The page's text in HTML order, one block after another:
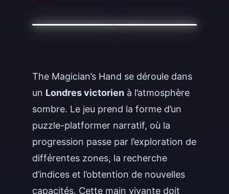
The Magician’s Hand se déroule dans
un Londres victorienà l’atmosphère
sombre. Le jeu prend la forme d’un
puzzle-platformer narratif, où la
progression passe par l’exploration de
différentes zones, la recherche
d’indices et l’obtention de nouvelles
capacités. Cette main vivante doit